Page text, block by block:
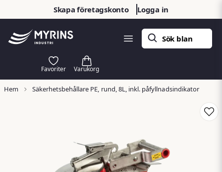
Skapa företagskonto Logga in
Hem Säkerhetsbehållare PE, rund, 8L, inkl. påfyllnadsindikator